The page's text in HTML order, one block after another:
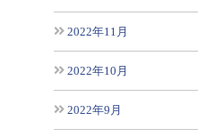
2022年11月
2022年10月
2022年9月